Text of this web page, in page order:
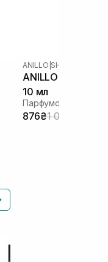
ANILLO SHOWER TIME
ANILLO Shower
10 мл
Парфумована вода
876₴1 095₴